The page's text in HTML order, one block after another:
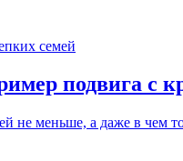
подвига с
меньше, а даже в чем